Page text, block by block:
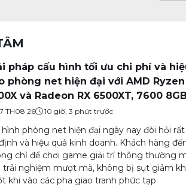
pháp cấu hình tối ưu chi phí và
phòng net hiện đại với AMD Ryzen
và Radeon RX 6500XT, 7600 8GB
TH08 26 10 giờ, 3 phút trước
hình phòng net hiện đại ngày nay đòi hỏi
và hiệu quả kinh doanh. Khách hàng
chỉ để chơi game giải trí thông thường
trải nghiệm mượt mà, không bị sụt giảm
khi vào các pha giao tranh phức tạp